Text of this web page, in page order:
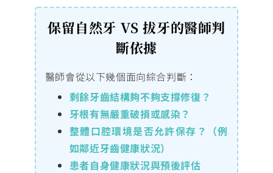
保留自然牙 VS 拔牙的醫師判
斷依據
醫師會從以下幾個面向綜合判斷：
剩餘牙齒結構夠不夠支撐修復？
牙根有無嚴重破損或感染？
整體口腔環境是否允許保存？（例
如鄰近牙齒健康狀況）
患者自身健康狀況與預後評估